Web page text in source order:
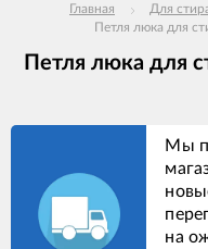
Главная Для
Петля люка для
Петля люка для
Мы
на